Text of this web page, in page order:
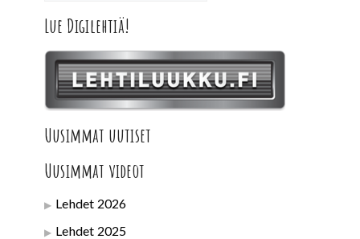
Lue Digilehtiä!
Uusimmat uutiset
Uusimmat videot
Lehdet 2026
Lehdet 2025